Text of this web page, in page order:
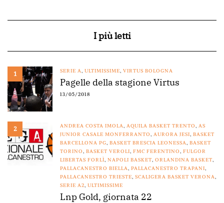
I più letti
1 SERIE A, ULTIMISSIME, VIRTUS BOLOGNA
Pagelle della stagione Virtus
13/05/2018
2 ANDREA COSTA IMOLA, AQUILA BASKET TRENTO, AS
JUNIOR CASALE MONFERRANTO, AURORA JESI, BASKET
BARCELLONA PG, BASKET BRESCIA LEONESSA, BASKET
TORINO, BASKET VEROLI, FMC FERENTINO, FULGOR
LIBERTAS FORLÌ, NAPOLI BASKET, ORLANDINA BASKET,
PALLACANESTRO BIELLA, PALLACANESTRO TRAPANI,
PALLACANESTRO TRIESTE, SCALIGERA BASKET VERONA,
SERIE A2, ULTIMISSIME
Lnp Gold, giornata 22